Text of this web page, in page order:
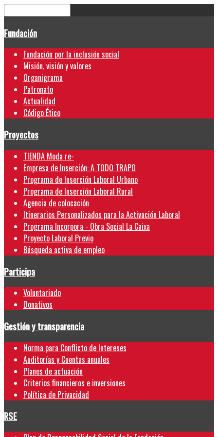
Fundación
Fundación por la inclusión social
Misión, visión y valores
Organigrama
Patronato
Actualidad
Código Ético
Proyectos
TIENDA Moda re-
Empresa de Inserción: A TODO TRAPO
Programa de Inserción Laboral Urbano
Programa de Inserción Laboral Rural
Agencia de colocación
Itinerarios Personalizados para la Activación Laboral
Programa Incorpora - Obra Social La Caixa
Proyecto Laboral Previo
Búsqueda activa de empleo
Participa
Voluntariado
Donativos
Gestión y transparencia
Norma para Conflicto de Intereses
Auditorías y Cuentas anuales
Planes de actuación
Criterios financieros e inversiones
Política de Privacidad
RSE